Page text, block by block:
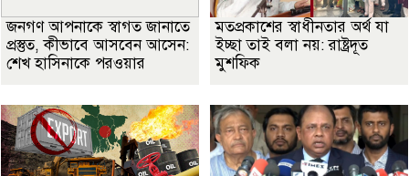
জনগণ আপনাকে স্বাগত জানাতে
প্রস্তুত, কীভাবে আসবেন আসেন:
শেখ হাসিনাকে পরওয়ার
মতপ্রকাশের স্বাধীনতার অর্থ যা
ইচ্ছা তাই বলা নয়: রাষ্ট্রদূত
মুশফিক